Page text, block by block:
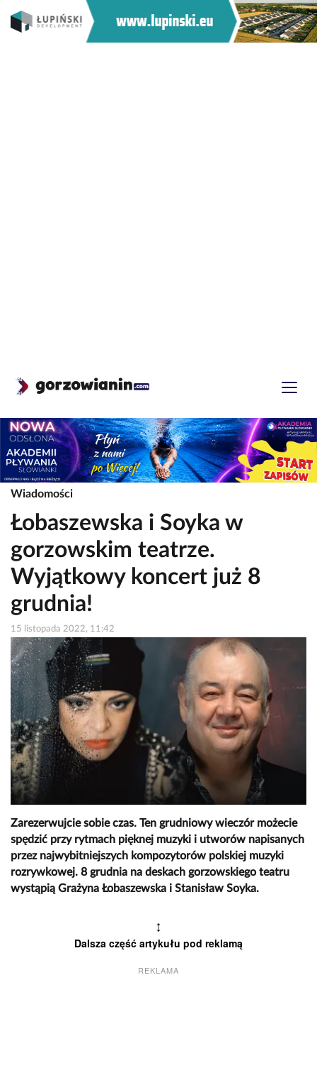
Wiadomości
Łobaszewska i Soyka w
gorzowskim teatrze.
Wyjątkowy koncert już 8
grudnia!
15 listopada 2022, 11:42
Zarezerwujcie sobie czas. Ten grudniowy wieczór możecie
spędzić przy rytmach pięknej muzyki i utworów napisanych
przez najwybitniejszych kompozytorów polskiej muzyki
rozrywkowej. 8 grudnia na deskach gorzowskiego teatru
wystąpią Grażyna Łobaszewska i Stanisław Soyka.
↕
Dalsza część artykułu pod reklamą
REKLAMA